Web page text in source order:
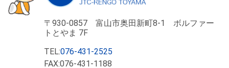
〒930-0857 富山市奥田新町8-1 ボルファー
トとやま 7F
TEL:076-431-2525
FAX:076-431-1188